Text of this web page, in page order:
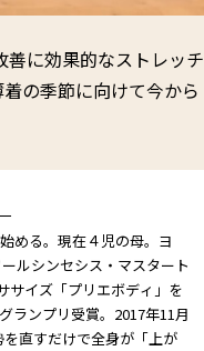
に効果的なストレッチ
の季節に向けて今から
める。現在４児の母。ヨ
ルシンセシス・マスタート
サイズ「プリエボディ」を
ランプリ受賞。2017年11月
直すだけで全身が「上が